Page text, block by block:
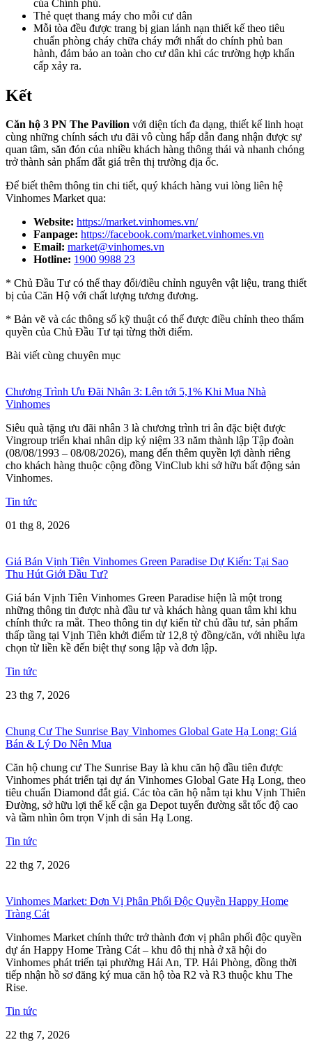
của Chính phủ.
Thẻ quẹt thang máy cho mỗi cư dân
Mỗi tòa đều được trang bị gian lánh nạn thiết kế theo tiêu
chuẩn phòng cháy chữa cháy mới nhất do chính phủ ban
hành, đảm bảo an toàn cho cư dân khi các trường hợp khẩn
cấp xảy ra.
Kết
Căn hộ 3 PN The Pavilion với diện tích đa dạng, thiết kế linh hoạt
cùng những chính sách ưu đãi vô cùng hấp dẫn đang nhận được sự
quan tâm, săn đón của nhiều khách hàng thông thái và nhanh chóng
trở thành sản phẩm đắt giá trên thị trường địa ốc.
Để biết thêm thông tin chi tiết, quý khách hàng vui lòng liên hệ
Vinhomes Market qua:
Website: https://market.vinhomes.vn/
Fanpage: https://facebook.com/market.vinhomes.vn
Email: market@vinhomes.vn
Hotline: 1900 9988 23
* Chủ Đầu Tư có thể thay đổi/điều chỉnh nguyên vật liệu, trang thiết
bị của Căn Hộ với chất lượng tương đương.
* Bản vẽ và các thông số kỹ thuật có thể được điều chỉnh theo thẩm
quyền của Chủ Đầu Tư tại từng thời điểm.
Bài viết cùng chuyên mục
Chương Trình Ưu Đãi Nhân 3: Lên tới 5,1% Khi Mua Nhà
Vinhomes
Siêu quà tặng ưu đãi nhân 3 là chương trình tri ân đặc biệt được
Vingroup triển khai nhân dịp kỷ niệm 33 năm thành lập Tập đoàn
(08/08/1993 – 08/08/2026), mang đến thêm quyền lợi dành riêng
cho khách hàng thuộc cộng đồng VinClub khi sở hữu bất động sản
Vinhomes.
Tin tức
01 thg 8, 2026
Giá Bán Vịnh Tiên Vinhomes Green Paradise Dự Kiến: Tại Sao
Thu Hút Giới Đầu Tư?
Giá bán Vịnh Tiên Vinhomes Green Paradise hiện là một trong
những thông tin được nhà đầu tư và khách hàng quan tâm khi khu
chính thức ra mắt. Theo thông tin dự kiến từ chủ đầu tư, sản phẩm
thấp tầng tại Vịnh Tiên khởi điểm từ 12,8 tỷ đồng/căn, với nhiều lựa
chọn từ liền kề đến biệt thự song lập và đơn lập.
Tin tức
23 thg 7, 2026
Chung Cư The Sunrise Bay Vinhomes Global Gate Hạ Long: Giá
Bán & Lý Do Nên Mua
Căn hộ chung cư The Sunrise Bay là khu căn hộ đầu tiên được
Vinhomes phát triển tại dự án Vinhomes Global Gate Hạ Long, theo
tiêu chuẩn Diamond đắt giá. Các tòa căn hộ nằm tại khu Vịnh Thiên
Đường, sở hữu lợi thế kế cận ga Depot tuyến đường sắt tốc độ cao
và tầm nhìn ôm trọn Vịnh di sản Hạ Long.
Tin tức
22 thg 7, 2026
Vinhomes Market: Đơn Vị Phân Phối Độc Quyền Happy Home
Tràng Cát
Vinhomes Market chính thức trở thành đơn vị phân phối độc quyền
dự án Happy Home Tràng Cát – khu đô thị nhà ở xã hội do
Vinhomes phát triển tại phường Hải An, TP. Hải Phòng, đồng thời
tiếp nhận hồ sơ đăng ký mua căn hộ tòa R2 và R3 thuộc khu The
Rise.
Tin tức
22 thg 7, 2026